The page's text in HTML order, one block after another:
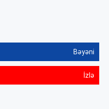
Bəyəni
İzlə